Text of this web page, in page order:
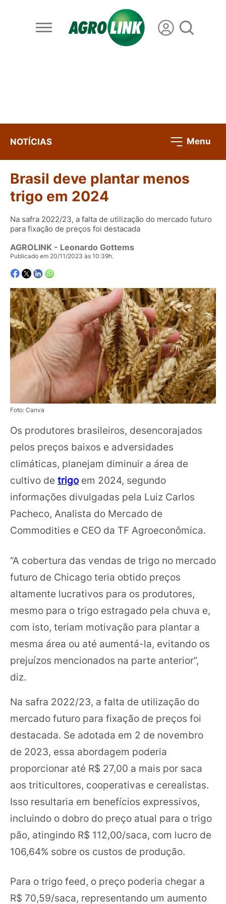
NOTÍCIAS Menu
Brasil deve plantar menos
trigo em 2024
Na safra 2022/23, a falta de utilização do mercado futuro
para fixação de preços foi destacada
AGROLINK - Leonardo Gottems
Publicado em 20/11/2023 às 10:39h.
Foto: Canva
Os produtores brasileiros, desencorajados
pelos preços baixos e adversidades
climáticas, planejam diminuir a área de
cultivo de trigoem 2024, segundo
informações divulgadas pela Luiz Carlos
Pacheco, Analista do Mercado de
Commodities e CEO da TF Agroeconômica.
“A cobertura das vendas de trigo no mercado
futuro de Chicago teria obtido preços
altamente lucrativos para os produtores,
mesmo para o trigo estragado pela chuva e,
com isto, teriam motivação para plantar a
mesma área ou até aumentá-la, evitando os
prejuízos mencionados na parte anterior”,
diz.
Na safra 2022/23, a falta de utilização do
mercado futuro para fixação de preços foi
destacada. Se adotada em 2 de novembro
de 2023, essa abordagem poderia
proporcionar até R$ 27,00 a mais por saca
aos triticultores, cooperativas e cerealistas.
Isso resultaria em benefícios expressivos,
incluindo o dobro do preço atual para o trigo
pão, atingindo R$ 112,00/saca, com lucro de
106,64% sobre os custos de produção.
Para o trigo feed, o preço poderia chegar a
R$ 70,59/saca, representando um aumento